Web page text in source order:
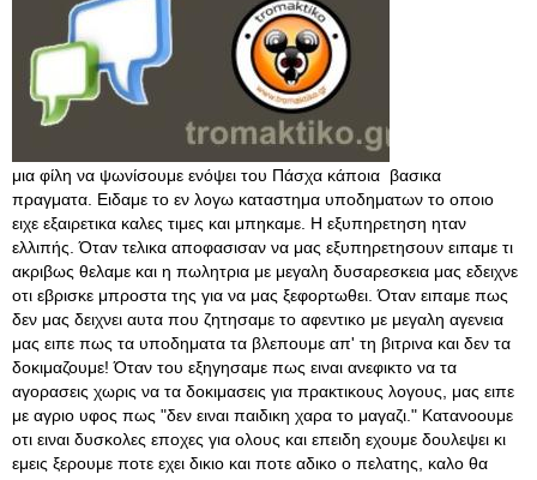
μια φίλη να ψωνίσουμε ενόψει του Πάσχα κάποια βασικα
πραγματα. Ειδαμε το εν λογω καταστημα υποδηματων το οποιο
ειχε εξαιρετικα καλες τιμες και μπηκαμε. Η εξυπηρετηση ηταν
ελλιπής. Όταν τελικα αποφασισαν να μας εξυπηρετησουν ειπαμε τι
ακριβως θελαμε και η πωλητρια με μεγαλη δυσαρεσκεια μας εδειχνε
οτι εβρισκε μπροστα της για να μας ξεφορτωθει. Όταν ειπαμε πως
δεν μας δειχνει αυτα που ζητησαμε το αφεντικο με μεγαλη αγενεια
μας ειπε πως τα υποδηματα τα βλεπουμε απ' τη βιτρινα και δεν τα
δοκιμαζουμε! Όταν του εξηγησαμε πως ειναι ανεφικτο να τα
αγορασεις χωρις να τα δοκιμασεις για πρακτικους λογους, μας ειπε
με αγριο υφος πως "δεν ειναι παιδικη χαρα το μαγαζι." Κατανοουμε
οτι ειναι δυσκολες εποχες για ολους και επειδη εχουμε δουλεψει κι
εμεις ξερουμε ποτε εχει δικιο και ποτε αδικο ο πελατης, καλο θα